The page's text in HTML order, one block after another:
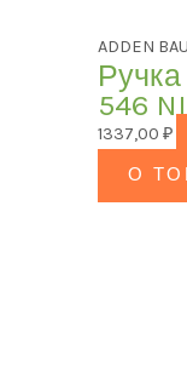
ADDEN BAU
Ручка
546
1337,00 ₽
О